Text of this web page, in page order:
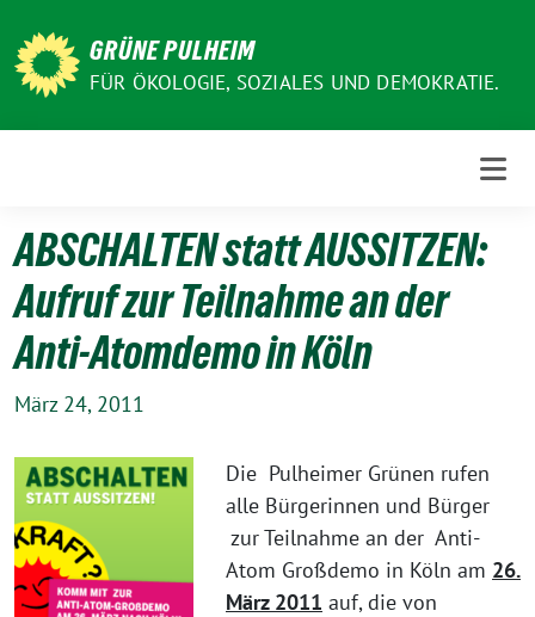
zum
Inhalt
GRÜNE PULHEIM
FÜR ÖKOLOGIE, SOZIALES UND DEMOKRATIE.
ABSCHALTEN statt AUSSITZEN:
Aufruf zur Teilnahme an der
Anti-Atomdemo in Köln
März 24, 2011
Die Pulheimer Grünen rufen
alle Bürgerinnen und Bürger
zur Teilnahme an der Anti-
Atom Großdemo in Köln am 26.
März 2011 auf, die von